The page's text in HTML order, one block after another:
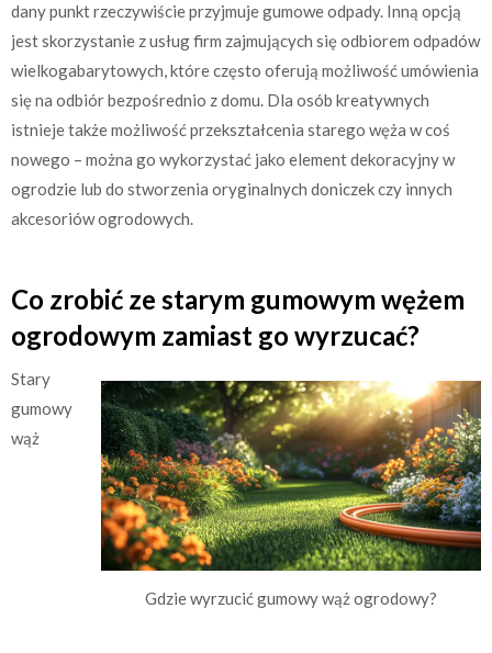
dany punkt rzeczywiście przyjmuje gumowe odpady. Inną opcją
jest skorzystanie z usług firm zajmujących się odbiorem odpadów
wielkogabarytowych, które często oferują możliwość umówienia
się na odbiór bezpośrednio z domu. Dla osób kreatywnych
istnieje także możliwość przekształcenia starego węża w coś
nowego – można go wykorzystać jako element dekoracyjny w
ogrodzie lub do stworzenia oryginalnych doniczek czy innych
akcesoriów ogrodowych.
Co zrobić ze starym gumowym wężem
ogrodowym zamiast go wyrzucać?
Gdzie wyrzucić gumowy wąż ogrodowy?
Stary
gumowy
wąż